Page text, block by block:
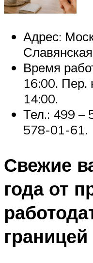
Адрес:
Время
16:00. Пер.
14:00.
Тел.: 499 –
578-01-61.
Свежие
года от
границей